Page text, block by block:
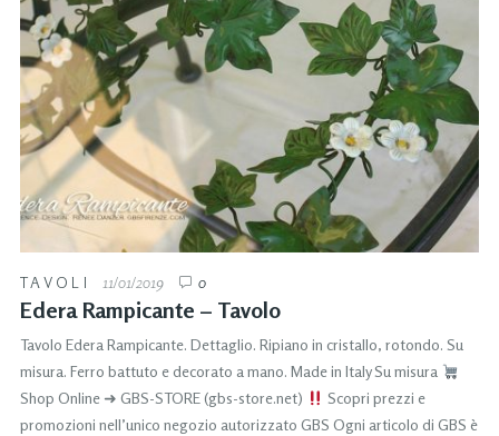
TAVOLI 11/01/2019 0
Edera Rampicante – Tavolo
Tavolo Edera Rampicante. Dettaglio. Ripiano in cristallo, rotondo. Su
misura. Ferro battuto e decorato a mano. Made in Italy Su misura
Shop Online ➜ GBS-STORE (gbs-store.net)
Scopri prezzi e
promozioni nell’unico negozio autorizzato GBS Ogni articolo di GBS è